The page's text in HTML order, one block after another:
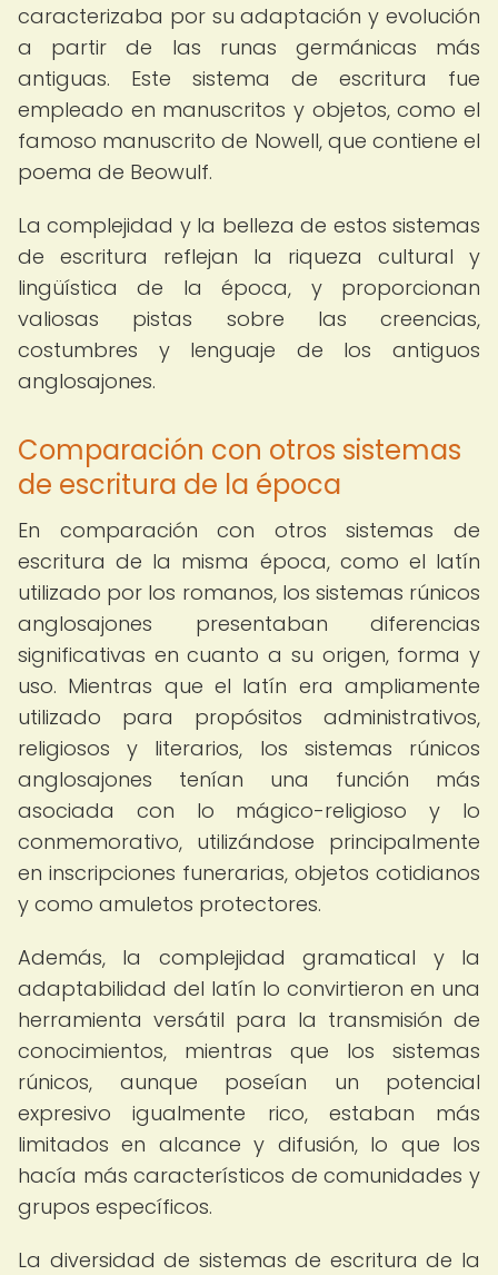
caracterizaba por su adaptación y evolución
a partir de las runas germánicas más
antiguas. Este sistema de escritura fue
empleado en manuscritos y objetos, como el
famoso manuscrito de Nowell, que contiene el
poema de Beowulf.
La complejidad y la belleza de estos sistemas
de escritura reflejan la riqueza cultural y
lingüística de la época, y proporcionan
valiosas pistas sobre las creencias,
costumbres y lenguaje de los antiguos
anglosajones.
Comparación con otros sistemas
de escritura de la época
En comparación con otros sistemas de
escritura de la misma época, como el latín
utilizado por los romanos, los sistemas rúnicos
anglosajones presentaban diferencias
significativas en cuanto a su origen, forma y
uso. Mientras que el latín era ampliamente
utilizado para propósitos administrativos,
religiosos y literarios, los sistemas rúnicos
anglosajones tenían una función más
asociada con lo mágico-religioso y lo
conmemorativo, utilizándose principalmente
en inscripciones funerarias, objetos cotidianos
y como amuletos protectores.
Además, la complejidad gramatical y la
adaptabilidad del latín lo convirtieron en una
herramienta versátil para la transmisión de
conocimientos, mientras que los sistemas
rúnicos, aunque poseían un potencial
expresivo igualmente rico, estaban más
limitados en alcance y difusión, lo que los
hacía más característicos de comunidades y
grupos específicos.
La diversidad de sistemas de escritura de la